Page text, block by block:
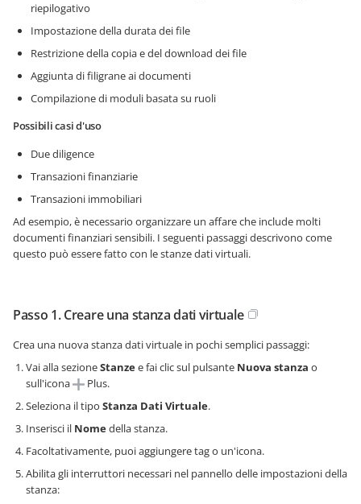
riepilogativo
Impostazione della durata dei file
Restrizione della copia e del download dei file
Aggiunta di filigrane ai documenti
Compilazione di moduli basata su ruoli
Possibili casi d'uso
Due diligence
Transazioni finanziarie
Transazioni immobiliari
Ad esempio, è necessario organizzare un affare che include molti
documenti finanziari sensibili. I seguenti passaggi descrivono come
questo può essere fatto con le stanze dati virtuali.
Passo 1. Creare una stanza dati virtuale
Crea una nuova stanza dati virtuale in pochi semplici passaggi:
Vai alla sezioneStanzee fai clic sul pulsante Nuova stanza o
sull'icona
Plus.
Seleziona il tipo Stanza Dati Virtuale.
Inserisci il Nomedella stanza.
Facoltativamente, puoi aggiungere tag o un'icona.
Abilita gli interruttori necessari nel pannello delle impostazioni della
stanza: